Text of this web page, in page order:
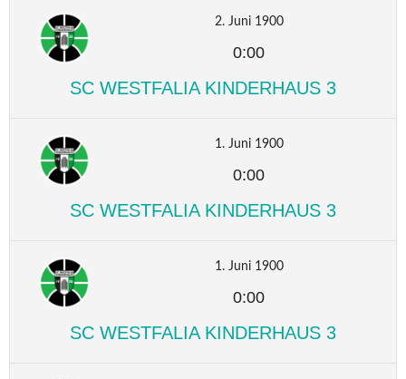
2. Juni 1900
0:00
SC WESTFALIA KINDERHAUS 3
1. Juni 1900
0:00
SC WESTFALIA KINDERHAUS 3
1. Juni 1900
0:00
SC WESTFALIA KINDERHAUS 3